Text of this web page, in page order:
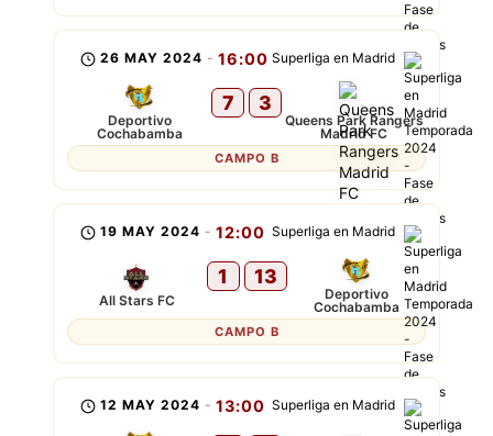
Superliga en Madrid
26 MAY 2024 - 16:00
Deportivo
Cochabamba
7 3
Queens Park Rangers
Madrid FC
CAMPO B
Superliga en Madrid
19 MAY 2024 - 12:00
All Stars FC
1 13
Deportivo
Cochabamba
CAMPO B
Superliga en Madrid
12 MAY 2024 - 13:00